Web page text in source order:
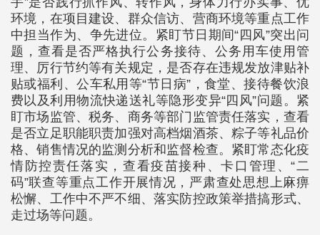
环境，在项目建设、群众信访、营商环境等重点工作
中担当作为、争先进位。紧盯节日期间“四风”突出问
题，查看是否严格执行公务接待、公务用车使用管
理、厉行节约等有关规定，是否存在违规发放津贴补
贴或福利、公车私用等“节日病”，食堂、接待餐饮浪
费以及利用物流快递送礼等隐形变异“四风”问题。紧
盯市场监管、税务、商务等部门监管责任落实，查看
是否立足职能职责加强对高档烟酒茶、粽子等礼品价
格、销售情况的监测分析和监督检查。紧盯常态化疫
情防控责任落实，查看疫苗接种、卡口管理、“二
码”联查等重点工作开展情况，严肃查处思想上麻痹
松懈、工作中不严不细、落实防控政策举措搞形式、
走过场等问题。